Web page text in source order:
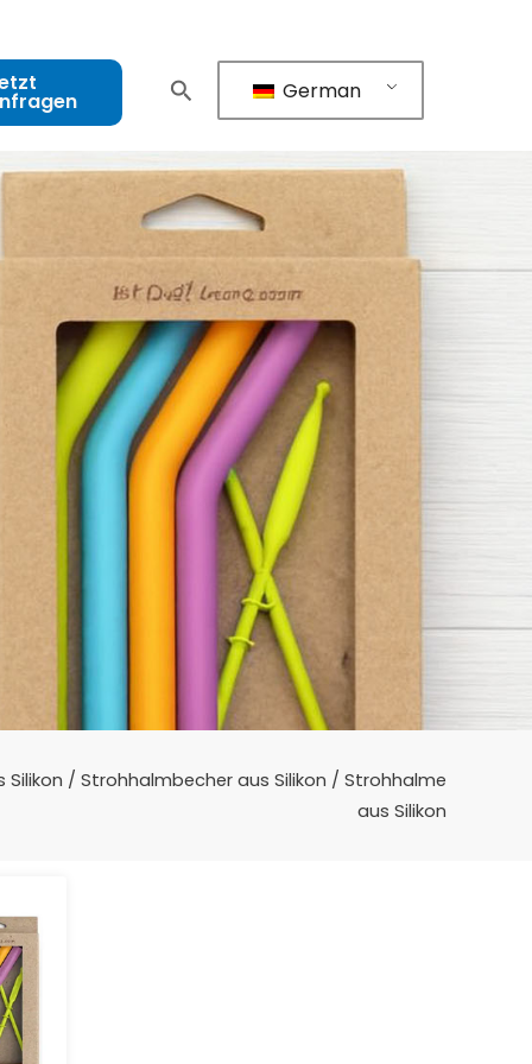
German
Silikon / Strohhalmbecher aus Silikon / Strohhalme
aus Silikon